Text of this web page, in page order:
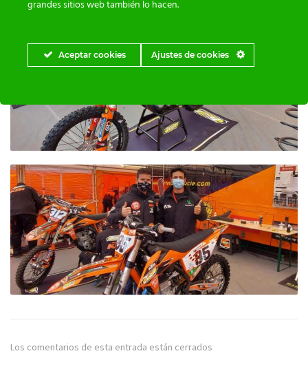
Los comentarios de esta entrada están cerrados
grandes sitios web también lo hacen.
Aceptar cookies Ajustes de cookies